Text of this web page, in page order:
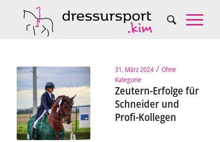
31. März 2024 / Ohne
Kategorie
Zeutern-Erfolge für
Schneider und
Profi-Kollegen